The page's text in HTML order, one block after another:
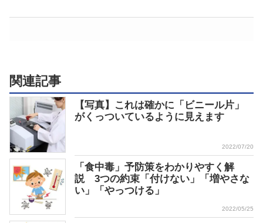
関連記事
【写真】これは確かに「ビニール片」
がくっついているように見えます
2022/07/20
「食中毒」予防策をわかりやすく解
説 3つの約束「付けない」「増やさな
い」「やっつける」
2022/05/25